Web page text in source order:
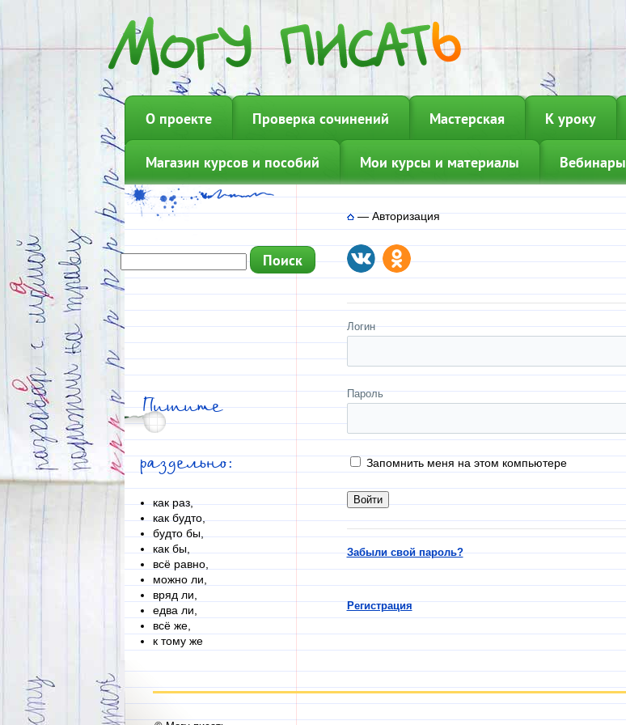
О проекте Проверка сочинений Мастерская К уроку
Магазин курсов и пособий Мои курсы и материалы Вебинары
Пишите
раздельно:
как раз,
как будто,
будто бы,
как бы,
всё равно,
можно ли,
вряд ли,
едва ли,
всё же,
к тому же
—Авторизация
Логин
Пароль
Запомнить меня на этом компьютере
Забыли свой пароль?
Регистрация